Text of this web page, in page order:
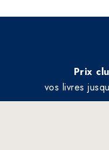
Prix
vos livres